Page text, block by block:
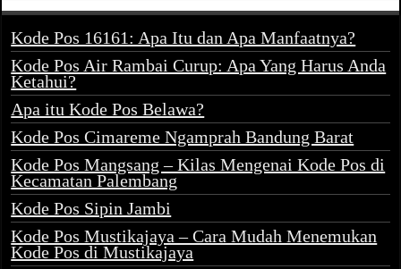
Kode Pos 16161: Apa Itu dan Apa Manfaatnya?
Kode Pos Air Rambai Curup: Apa Yang Harus Anda
Ketahui?
Apa itu Kode Pos Belawa?
Kode Pos Cimareme Ngamprah Bandung Barat
Kode Pos Mangsang – Kilas Mengenai Kode Pos di
Kecamatan Palembang
Kode Pos Sipin Jambi
Kode Pos Mustikajaya – Cara Mudah Menemukan
Kode Pos di Mustikajaya